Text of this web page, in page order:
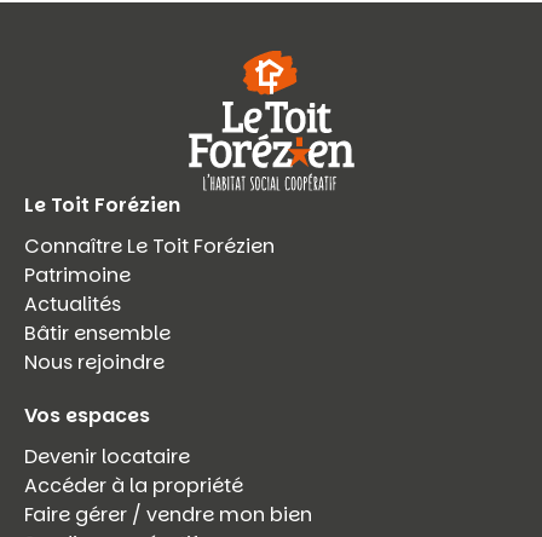
Le Toit Forézien
Connaître Le Toit Forézien
Patrimoine
Actualités
Bâtir ensemble
Nous rejoindre
Vos espaces
Devenir locataire
Accéder à la propriété
Faire gérer / vendre mon bien